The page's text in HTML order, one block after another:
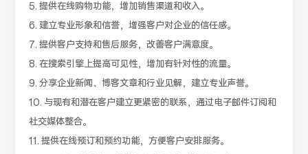
5. 提供在线购物功能，增加销售渠道和收入。
6. 建立专业形象和信誉，增强客户对企业的信任感。
7. 提供客户支持和售后服务，改善客户满意度。
8. 在搜索引擎上提高可见性，增加有针对性的流量。
9. 分享企业新闻、博客文章和行业见解，建立专业声誉。
10. 与现有和潜在客户建立更紧密的联系，通过电子邮件订阅和
社交媒体整合。
11. 提供在线预订和预约功能，方便客户安排服务。